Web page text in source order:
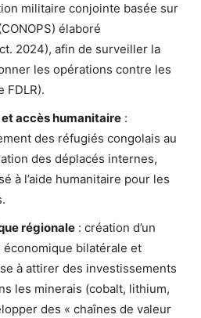
militaire conjointe basée sur
élaboré
2024), afin de surveiller la
les opérations contre les
FDLR).
accès humanitaire :
des réfugiés congolais au
des déplacés internes,
à l’aide humanitaire pour les
régionale : création d’un
bilatérale et
à attirer des investissements
les minerais (cobalt, lithium,
des « chaînes de valeur